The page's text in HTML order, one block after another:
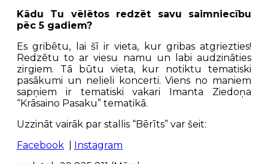
Kādu Tu vēlētos redzēt savu saimniecību
pēc 5 gadiem?
Es gribētu, lai šī ir vieta, kur gribas atgriezties!
Redzētu to ar viesu namu un labi audzināties
zirgiem. Tā būtu vieta, kur notiktu tematiski
pasākumi un nelieli koncerti. Viens no maniem
sapņiem ir tematiski vakari Imanta Ziedoņa
“Krāsaino Pasaku” tematikā.
Uzzināt vairāk par stallis “Bērīts” var šeit:
Facebook
Instagram